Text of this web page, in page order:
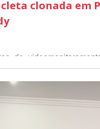
clonada em
de
Kennedy identificaram
uma motocicleta
acionou a
abordagem a
conferência do Chassi,